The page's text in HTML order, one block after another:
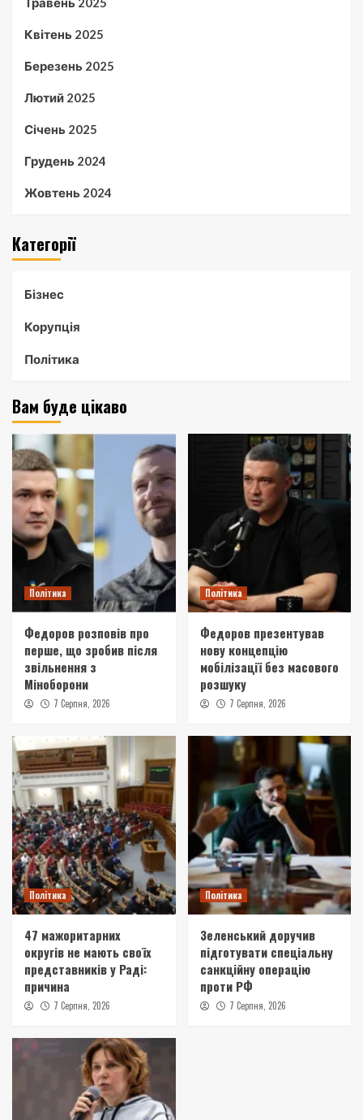
Квітень 2025
Березень 2025
Лютий 2025
Січень 2025
Грудень 2024
Жовтень 2024
Категорії
Бізнес
Корупція
Політика
Вам буде цікаво
Політика
Федоров розповів про
перше, що зробив після
звільнення з
Міноборони
7 Серпня, 2026
Політика
Федоров презентував
нову концепцію
мобілізації без масового
розшуку
7 Серпня, 2026
Політика
47 мажоритарних
округів не мають своїх
представників у Раді:
причина
7 Серпня, 2026
Політика
Зеленський доручив
підготувати спеціальну
санкційну операцію
проти РФ
7 Серпня, 2026